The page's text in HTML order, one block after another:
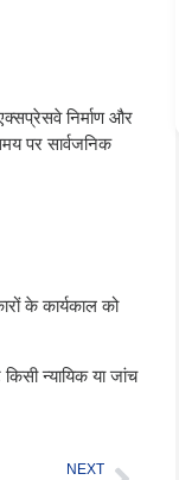
निर्माण और
पर सार्वजनिक
के कार्यकाल को
न्यायिक या जांच
NEXT